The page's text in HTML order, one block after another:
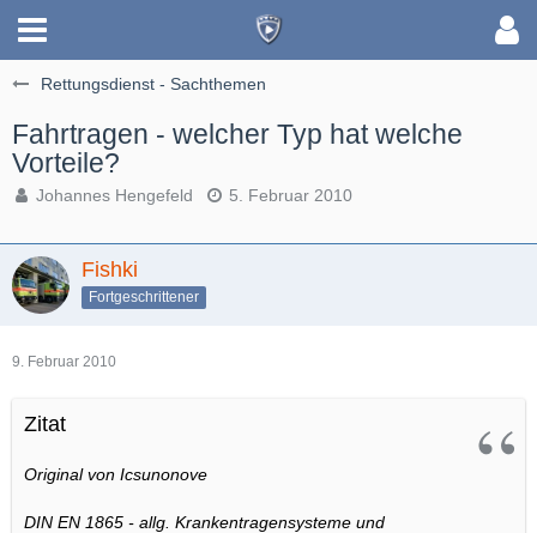
Rettungsdienst - Sachthemen
Fahrtragen - welcher Typ hat welche
Vorteile?
Johannes Hengefeld 5. Februar 2010
Fishki
Fortgeschrittener
9. Februar 2010
Zitat
Original von Icsunonove
DIN EN 1865 - allg. Krankentragensysteme und